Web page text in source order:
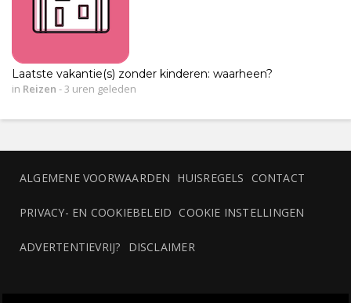
Laatste vakantie(s) zonder kinderen: waarheen?
in Reizen -3 uren geleden
ALGEMENE VOORWAARDEN HUISREGELS CONTACT
PRIVACY- EN COOKIEBELEID COOKIE INSTELLINGEN
ADVERTENTIEVRIJ? DISCLAIMER